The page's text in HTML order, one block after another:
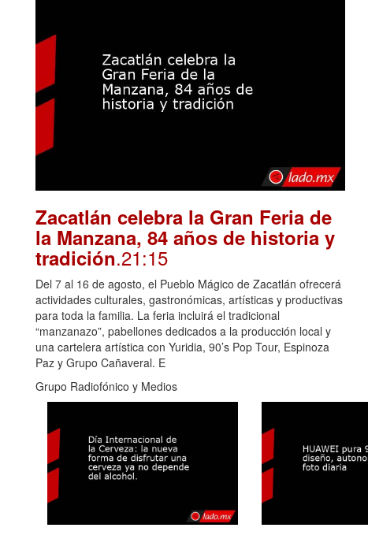
Zacatlán celebra la Gran Feria de
la Manzana, 84 años de historia y
tradición.21:15
Del 7 al 16 de agosto, el Pueblo Mágico de Zacatlán ofrecerá
actividades culturales, gastronómicas, artísticas y productivas
para toda la familia. La feria incluirá el tradicional
“manzanazo”, pabellones dedicados a la producción local y
una cartelera artística con Yuridia, 90’s Pop Tour, Espinoza
Paz y Grupo Cañaveral. E
Grupo Radiofónico y Medios